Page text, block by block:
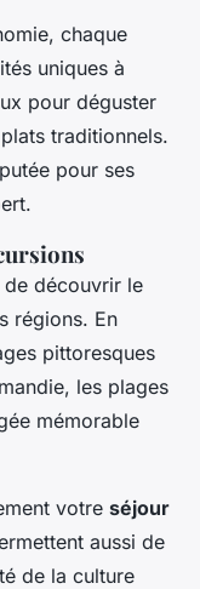
chaque
uniques à
pour déguster
traditionnels.
pour ses
de découvrir le
régions. En
pittoresques
les plages
mémorable
votre séjour
aussi de
de la culture